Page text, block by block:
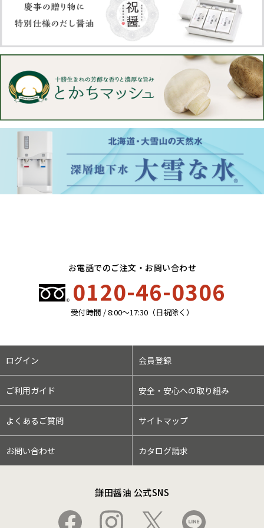
お電話でのご注文・お問い合わせ
0120-46-0306
受付時間 / 8:00〜17:30（日祝除く）
ログイン 会員登録
ご利用ガイド 安全・安心への取り組み
よくあるご質問 サイトマップ
お問い合わせ カタログ請求
鎌田醤油 公式SNS